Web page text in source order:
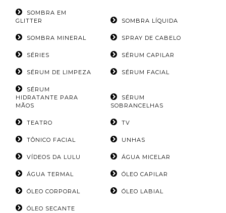
SOMBRA EM
GLITTER
SOMBRA LÍQUIDA
SOMBRA MINERAL SPRAY DE CABELO
SÉRIES SÉRUM CAPILAR
SÉRUM DE LIMPEZA SÉRUM FACIAL
SÉRUM
HIDRATANTE PARA
MÃOS
SÉRUM
SOBRANCELHAS
TEATRO TV
TÔNICO FACIAL UNHAS
VÍDEOS DA LULU ÁGUA MICELAR
ÁGUA TERMAL ÓLEO CAPILAR
ÓLEO CORPORAL ÓLEO LABIAL
ÓLEO SECANTE